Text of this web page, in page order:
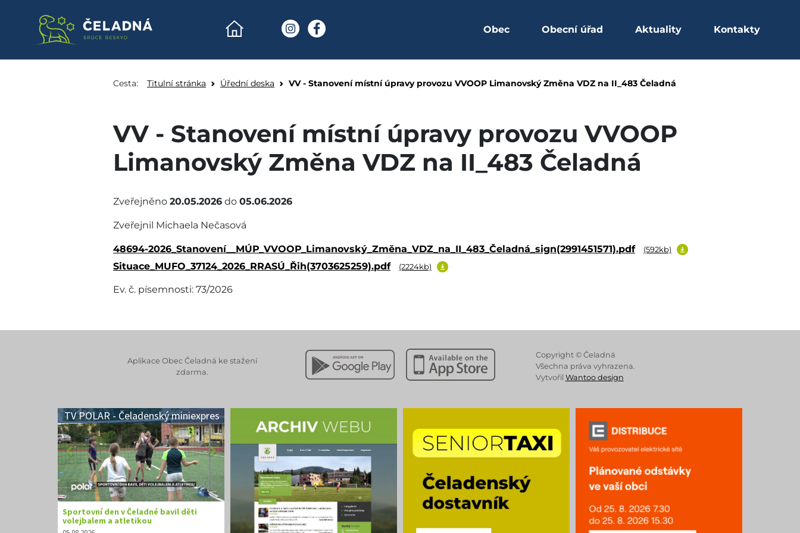
VV - Stanovení místní úpravy provozu VVOOP Limanovský Změna
Obec Obecní úřad Aktuality Kontakty
Cesta: Titulní stránka Úřední deska VV - Stanovení místní úpravy provozu VVOOP Limanovský Změna VDZ na II_483 Čeladná
VV - Stanovení místní úpravy provozu VVOOP
Limanovský Změna VDZ na II_483 Čeladná
Zveřejněno 20.05.2026 do 05.06.2026
Zveřejnil Michaela Nečasová
48694-2026_Stanovení__MÚP_VVOOP_Limanovský_Změna_VDZ_na_II_483_Čeladná_sign(2991451571).pdf (592kb)
Situace_MUFO_37124_2026_RRASÚ_Řih(3703625259).pdf (2224kb)
Ev. č. písemnosti: 73/2026
Aplikace Obec Čeladná ke stažení
zdarma.
Stáhnout z Google Play Stáhnout z Apple App StoreCopyright © Čeladná
Všechna práva vyhrazena.
Vytvořil Wantoo design